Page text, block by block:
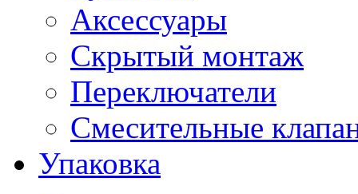
Аксессуары
Скрытый монтаж
Переключатели
Смесительные
Упаковка